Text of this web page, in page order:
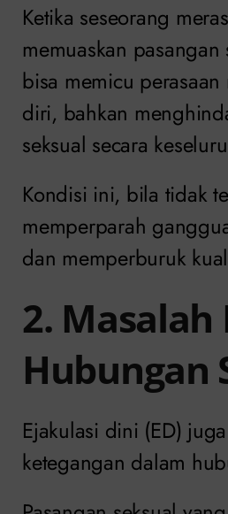
Ketika seseorang
memuaskan
bisa memicu
diri, bahkan
seksual secara
Kondisi ini, bila tidak
memperparah
dan memperburuk
2. Masalah
Hubungan
Ejakulasi dini (ED)
ketegangan dalam